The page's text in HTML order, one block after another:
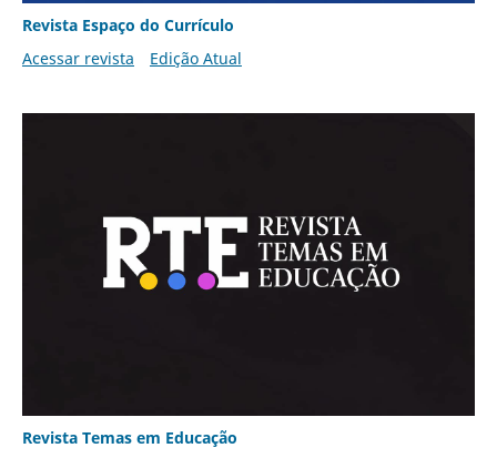
Revista Espaço do Currículo
Acessar revista
Edição Atual
Revista Temas em Educação